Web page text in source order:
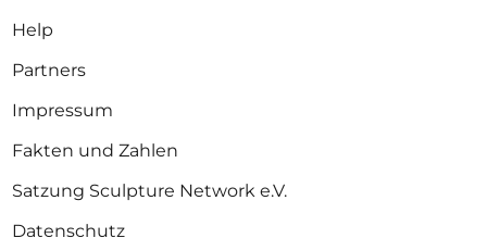
Help
Partners
Impressum
Fakten und Zahlen
Satzung Sculpture Network e.V.
Datenschutz